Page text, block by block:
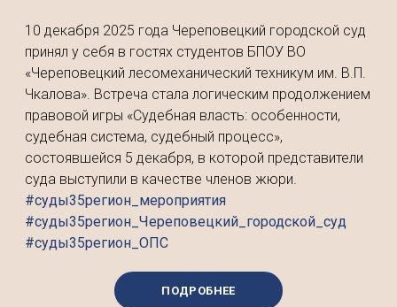
10 декабря 2025 года Череповецкий городской суд
принял у себя в гостях студентов БПОУ ВО
«Череповецкий лесомеханический техникум им. В.П.
Чкалова». Встреча стала логическим продолжением
правовой игры «Судебная власть: особенности,
судебная система, судебный процесс»,
состоявшейся 5 декабря, в которой представители
суда выступили в качестве членов жюри.
#суды35регион_мероприятия
#суды35регион_Череповецкий_городской_суд
#суды35регион_ОПС
ПОДРОБНЕЕ